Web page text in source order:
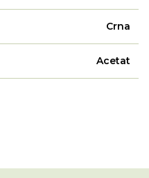
Crna
Acetat